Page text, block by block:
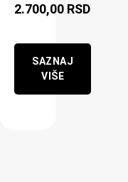
2.700,00 RSD
SAZNAJ
VIŠE